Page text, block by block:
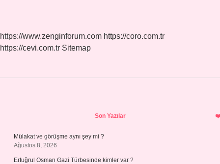
https://www.zenginforum.com https://coro.com.tr
https://cevi.com.tr Sitemap
Son Yazılar
Mülakat ve görüşme aynı şey mi ?
Ağustos 8, 2026
Ertuğrul Osman Gazi Türbesinde kimler var ?